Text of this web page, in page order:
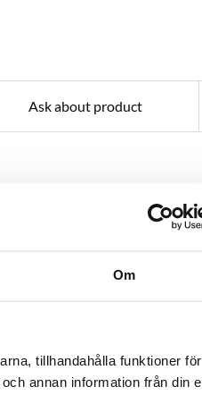
Om
tillhandahålla funktioner för
annan information från din
Ask about product